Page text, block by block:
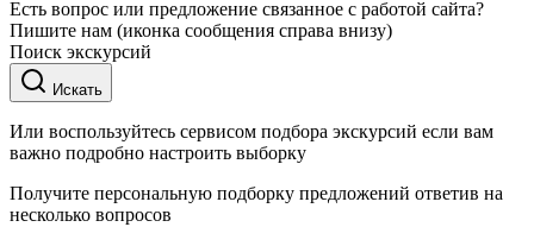
Есть вопрос или предложение связанное с работой сайта?
Пишите нам (иконка сообщения справа внизу)
Поиск экскурсий
Искать
Или воспользуйтесь сервисом подбора экскурсий если вам
важно подробно настроить выборку
Получите персональную подборку предложений ответив на
несколько вопросов